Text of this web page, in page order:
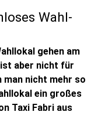
Wahl-
gehen am
aber nicht für
man nicht mehr so
ein großes
Taxi Fabri aus